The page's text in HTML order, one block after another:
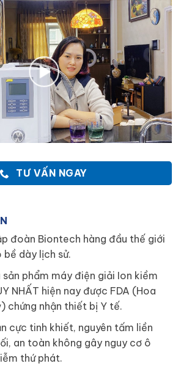
TƯ VẤN NGAY
đoàn Biontech hàng đầu thế giới
bề dày lịch sử.
sản phẩm máy điện giải Ion kiềm
NHẤT hiện nay được FDA (Hoa
chứng nhận thiết bị Y tế.
cực tinh khiết, nguyên tấm liền
an toàn không gây nguy cơ ô
thứ phát.